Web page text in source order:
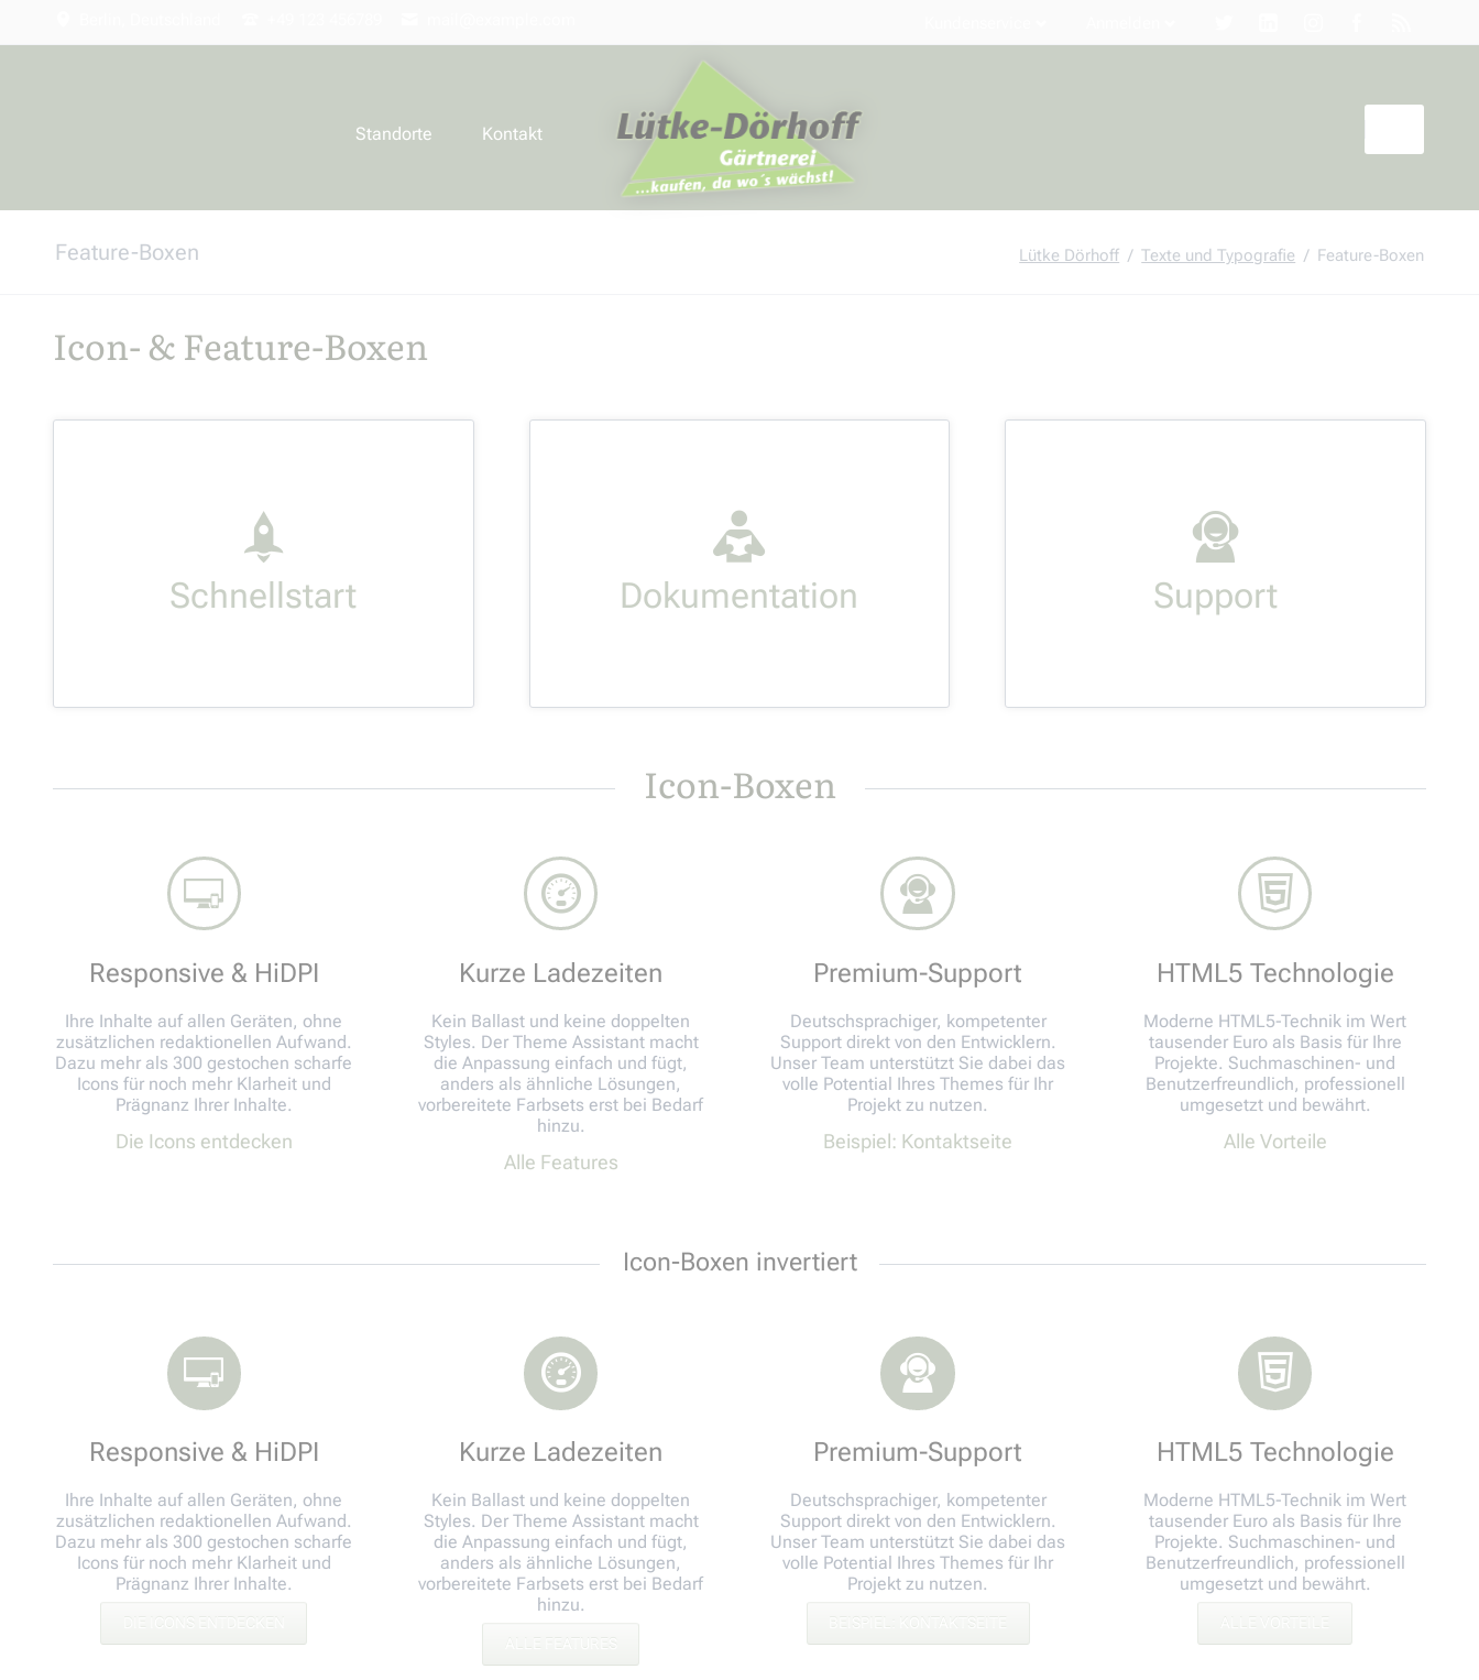
Standorte Kontakt
Feature-Boxen Lütke Dörhoff Texte und Typografie Feature-Boxen
Icon- & Feature-Boxen
Lorem ipsum dolor sit amet,
consectetur adipisicing elit, sed do
eiusmod tempor incididunt ut labore et
Lorem ipsum dolor sit amet,
consectetur adipisicing elit, sed do
eiusmod tempor incididunt ut labore et
dolore.
Lorem ipsum dolor sit amet,
consectetur adipisicing elit, sed do
eiusmod tempor incididunt ut labore et
Icon-Boxen
Responsive & HiDPI
Ihre Inhalte auf allen Geräten, ohne
zusätzlichen redaktionellen Aufwand.
Dazu mehr als 300 gestochen scharfe
Icons für noch mehr Klarheit und
Prägnanz Ihrer Inhalte.
Die Icons entdecken
Kurze Ladezeiten
Kein Ballast und keine doppelten
Styles. Der Theme Assistant macht
die Anpassung einfach und fügt,
anders als ähnliche Lösungen,
vorbereitete Farbsets erst bei Bedarf
hinzu.
Alle Features
Premium-Support
Deutschsprachiger, kompetenter
Support direkt von den Entwicklern.
Unser Team unterstützt Sie dabei das
volle Potential Ihres Themes für Ihr
Projekt zu nutzen.
Beispiel: Kontaktseite
HTML5 Technologie
Moderne HTML5-Technik im Wert
tausender Euro als Basis für Ihre
Projekte. Suchmaschinen- und
Benutzerfreundlich, professionell
umgesetzt und bewährt.
Alle Vorteile
Icon-Boxen invertiert
Responsive & HiDPI
Ihre Inhalte auf allen Geräten, ohne
zusätzlichen redaktionellen Aufwand.
Dazu mehr als 300 gestochen scharfe
Icons für noch mehr Klarheit und
Prägnanz Ihrer Inhalte.
DIE ICONS ENTDECKEN
Kurze Ladezeiten
Kein Ballast und keine doppelten
Styles. Der Theme Assistant macht
die Anpassung einfach und fügt,
anders als ähnliche Lösungen,
vorbereitete Farbsets erst bei Bedarf
hinzu.
ALLE FEATURES
Premium-Support
Deutschsprachiger, kompetenter
Support direkt von den Entwicklern.
Unser Team unterstützt Sie dabei das
volle Potential Ihres Themes für Ihr
Projekt zu nutzen.
BEISPIEL: KONTAKTSEITE
HTML5 Technologie
Moderne HTML5-Technik im Wert
tausender Euro als Basis für Ihre
Projekte. Suchmaschinen- und
Benutzerfreundlich, professionell
umgesetzt und bewährt.
ALLE VORTEILE